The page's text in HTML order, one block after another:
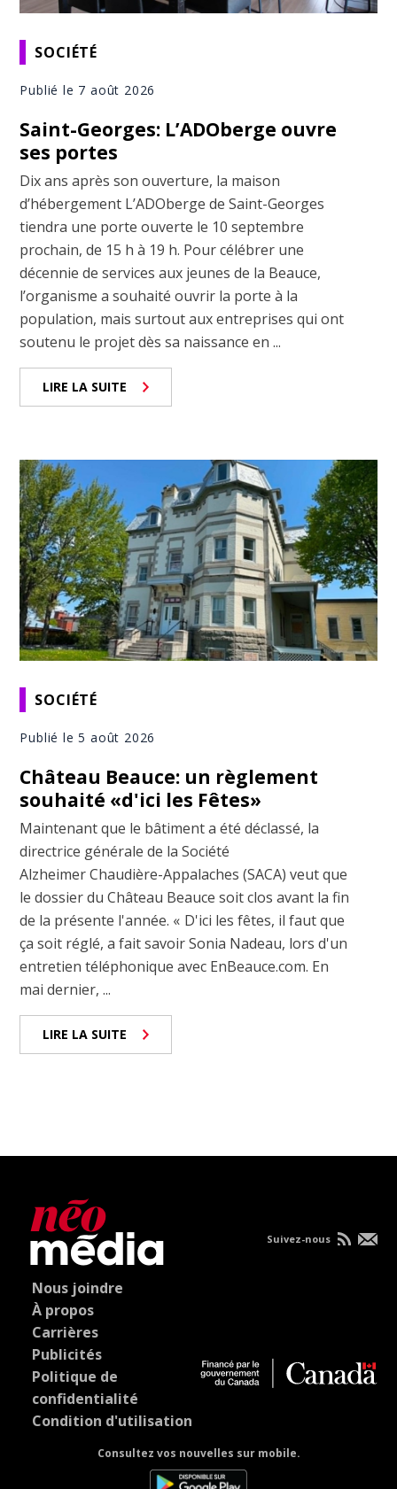
SOCIÉTÉ
Publié le 7 août 2026
Saint-Georges: L’ADOberge ouvre
ses portes
Dix ans après son ouverture, la maison
d’hébergement L’ADOberge de Saint-Georges
tiendra une porte ouverte le 10 septembre
prochain, de 15 h à 19 h. Pour célébrer une
décennie de services aux jeunes de la Beauce,
l’organisme a souhaité ouvrir la porte à la
population, mais surtout aux entreprises qui ont
soutenu le projet dès sa naissance en ...
LIRE LA SUITE
SOCIÉTÉ
Publié le 5 août 2026
Château Beauce: un règlement
souhaité «d'ici les Fêtes»
Maintenant que le bâtiment a été déclassé, la
directrice générale de la Société
Alzheimer Chaudière-Appalaches (SACA) veut que
le dossier du Château Beauce soit clos avant la fin
de la présente l'année. « D'ici les fêtes, il faut que
ça soit réglé, a fait savoir Sonia Nadeau, lors d'un
entretien téléphonique avec EnBeauce.com. En
mai dernier, ...
LIRE LA SUITE
Nous joindre
À propos
Carrières
Publicités
Politique de
confidentialité
Condition d'utilisation
Consultez vos nouvelles sur mobile.
Suivez-nous